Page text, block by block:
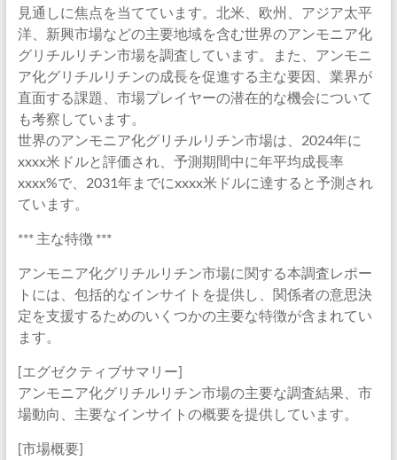
見通しに焦点を当てています。北米、欧州、アジア太平
洋、新興市場などの主要地域を含む世界のアンモニア化
グリチルリチン市場を調査しています。また、アンモニ
ア化グリチルリチンの成長を促進する主な要因、業界が
直面する課題、市場プレイヤーの潜在的な機会について
も考察しています。
世界のアンモニア化グリチルリチン市場は、2024年に
xxxx米ドルと評価され、予測期間中に年平均成長率
xxxx%で、2031年までにxxxx米ドルに達すると予測され
ています。
*** 主な特徴 ***
アンモニア化グリチルリチン市場に関する本調査レポー
トには、包括的なインサイトを提供し、関係者の意思決
定を支援するためのいくつかの主要な特徴が含まれてい
ます。
[エグゼクティブサマリー]
アンモニア化グリチルリチン市場の主要な調査結果、市
場動向、主要なインサイトの概要を提供しています。
[市場概要]